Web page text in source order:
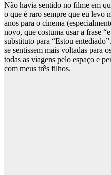
Não havia sentido no filme em
o que é raro sempre que eu levo
anos para o cinema
novo, que costuma usar a frase
substituto para “Estou
se sentissem mais voltadas para
todas as viagens pelo espaço e
com meus três filhos.